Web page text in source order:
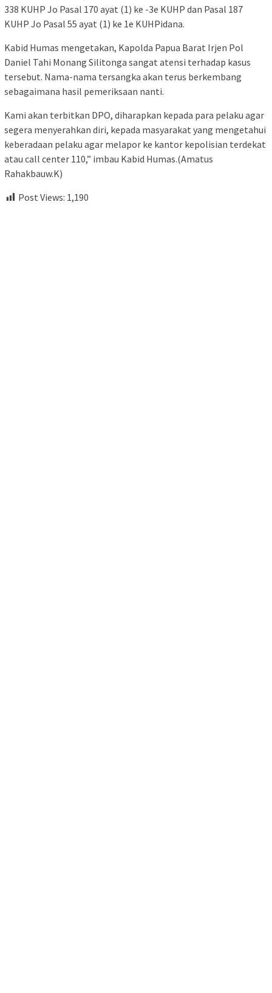
338 KUHP Jo Pasal 170 ayat (1) ke -3e KUHP dan Pasal 187
KUHP Jo Pasal 55 ayat (1) ke 1e KUHPidana.
Kabid Humas mengetakan, Kapolda Papua Barat Irjen Pol
Daniel Tahi Monang Silitonga sangat atensi terhadap kasus
tersebut. Nama-nama tersangka akan terus berkembang
sebagaimana hasil pemeriksaan nanti.
Kami akan terbitkan DPO, diharapkan kepada para pelaku agar
segera menyerahkan diri, kepada masyarakat yang mengetahui
keberadaan pelaku agar melapor ke kantor kepolisian terdekat
atau call center 110,” imbau Kabid Humas.(Amatus
Rahakbauw.K)
Post Views: 1,190